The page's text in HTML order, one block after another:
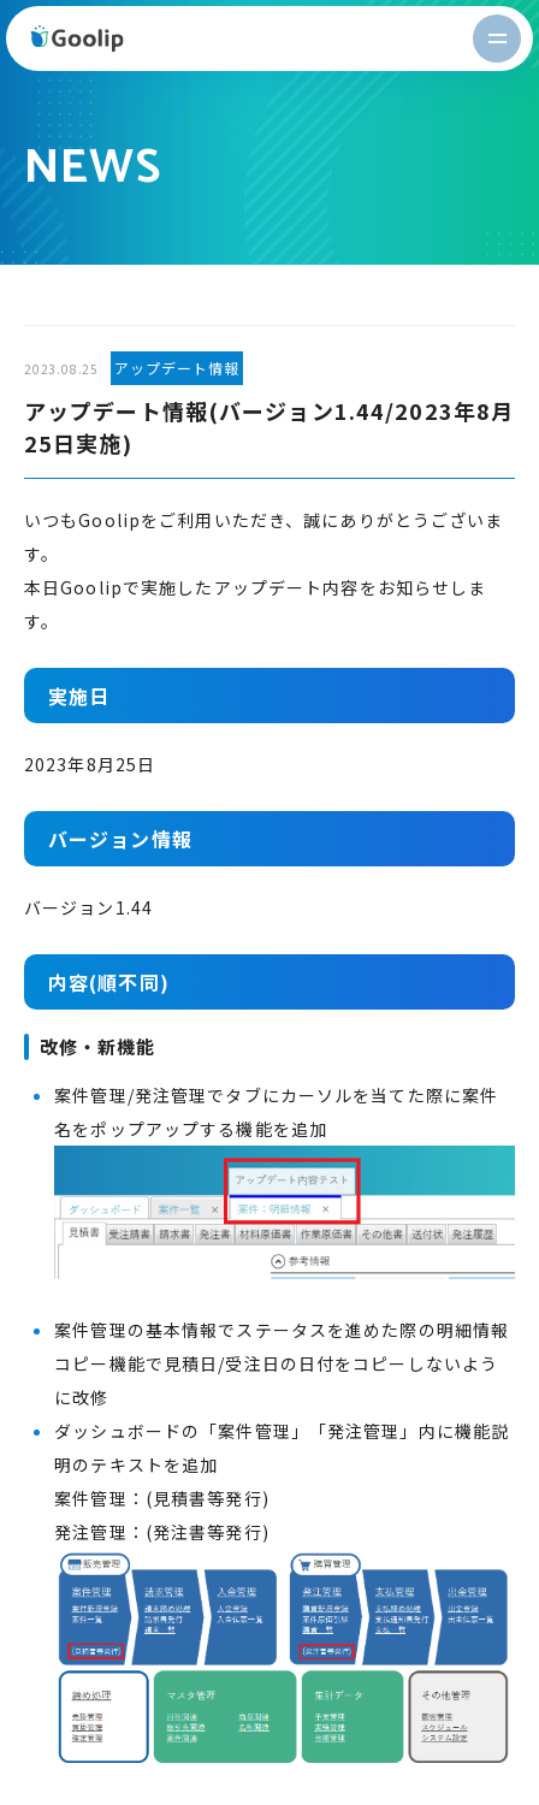
NEWS
2023.08.25 アップデート情報
アップデート情報(バージョン1.44/2023年8月
25日実施)
いつもGoolipをご利用いただき、誠にありがとうございま
す。
本日Goolipで実施したアップデート内容をお知らせしま
す。
実施日
2023年8月25日
バージョン情報
バージョン1.44
内容(順不同)
改修・新機能
案件管理/発注管理でタブにカーソルを当てた際に案件
名をポップアップする機能を追加
案件管理の基本情報でステータスを進めた際の明細情報
コピー機能で見積日/受注日の日付をコピーしないよう
に改修
ダッシュボードの「案件管理」「発注管理」内に機能説
明のテキストを追加
案件管理：(見積書等発行)
発注管理：(発注書等発行)